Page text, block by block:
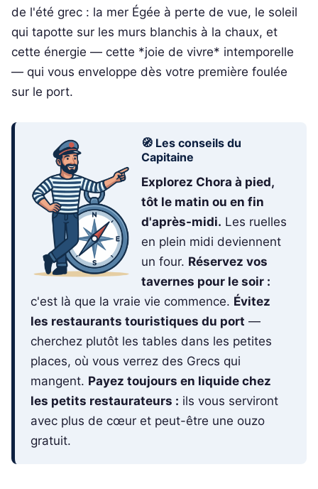
de l'été grec : la mer Égée à perte de vue, le soleil
qui tapotte sur les murs blanchis à la chaux, et
cette énergie — cette *joie de vivre* intemporelle
— qui vous enveloppe dès votre première foulée
sur le port.
🧭 Les conseils du
Capitaine
Explorez Chora à pied,
tôt le matin ou en fin
d'après-midi. Les ruelles
en plein midi deviennent
un four. Réservez vos
tavernes pour le soir :
c'est là que la vraie vie commence. Évitez
les restaurants touristiques du port —
cherchez plutôt les tables dans les petites
places, où vous verrez des Grecs qui
mangent. Payez toujours en liquide chez
les petits restaurateurs : ils vous serviront
avec plus de cœur et peut-être une ouzo
gratuit.